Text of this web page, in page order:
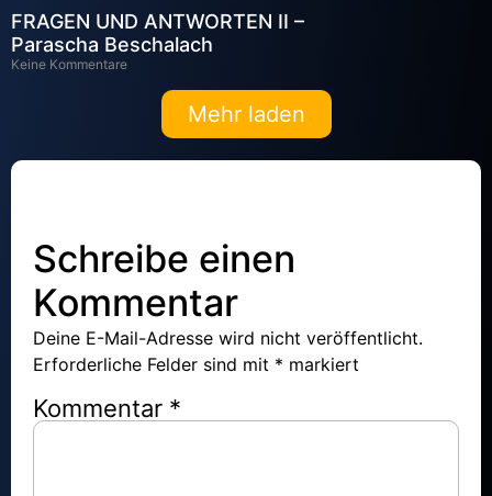
FRAGEN UND ANTWORTEN II –
Parascha Beschalach
Keine Kommentare
Mehr laden
Schreibe einen
Kommentar
Deine E-Mail-Adresse wird nicht veröffentlicht.
Erforderliche Felder sind mit * markiert
Kommentar *